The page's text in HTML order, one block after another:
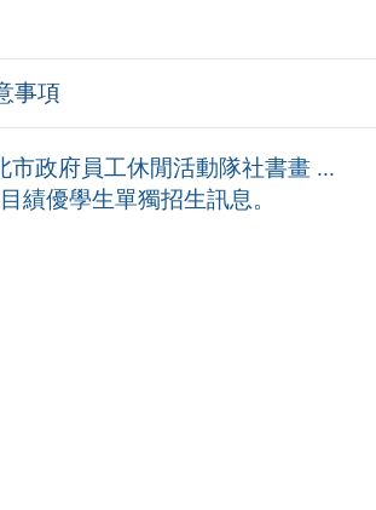
事項
政府員工休閒活動隊社書畫 ...
績優學生單獨招生訊息。